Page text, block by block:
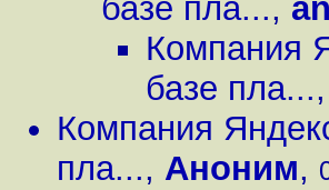
базе пла...,
Компания
базе пла...,
Компания
пла..., Аноним,